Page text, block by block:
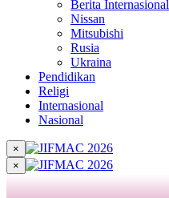
Berita Internasional
Nissan
Mitsubishi
Rusia
Ukraina
Pendidikan
Religi
Internasional
Nasional
×
×